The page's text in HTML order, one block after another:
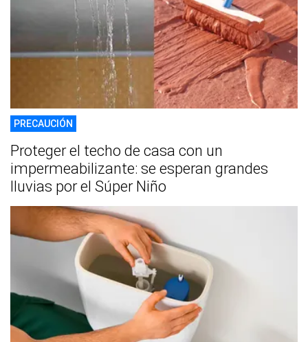
PRECAUCIÓN
Proteger el techo de casa con un
impermeabilizante: se esperan grandes
lluvias por el Súper Niño